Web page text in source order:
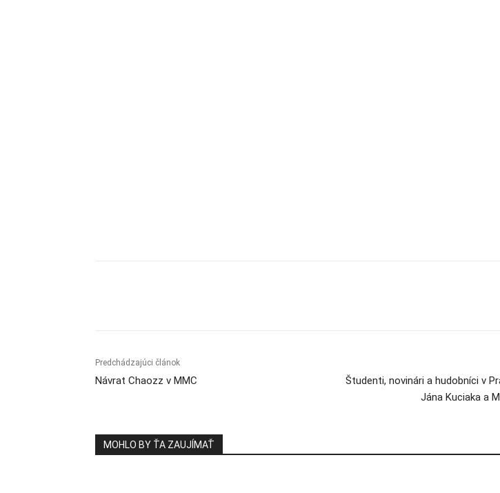
Predchádzajúci článok
Návrat Chaozz v MMC
Študenti, novinári a hudobníci v
Jána Kuciaka a
MOHLO BY ŤA ZAUJÍMAŤ